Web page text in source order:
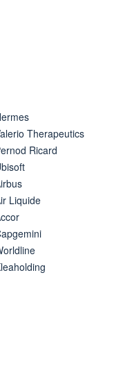
Therapeutics
Ricard
Liquide